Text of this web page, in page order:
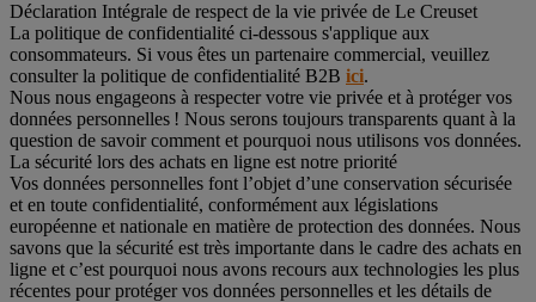
Déclaration Intégrale de respect de la vie privée de Le Creuset
La politique de confidentialité ci-dessous s'applique aux
consommateurs. Si vous êtes un partenaire commercial, veuillez
consulter la politique de confidentialité B2B ici.
Nous nous engageons à respecter votre vie privée et à protéger vos
données personnelles ! Nous serons toujours transparents quant à la
question de savoir comment et pourquoi nous utilisons vos données.
La sécurité lors des achats en ligne est notre priorité
Vos données personnelles font l’objet d’une conservation sécurisée
et en toute confidentialité, conformément aux législations
européenne et nationale en matière de protection des données. Nous
savons que la sécurité est très importante dans le cadre des achats en
ligne et c’est pourquoi nous avons recours aux technologies les plus
récentes pour protéger vos données personnelles et les détails de